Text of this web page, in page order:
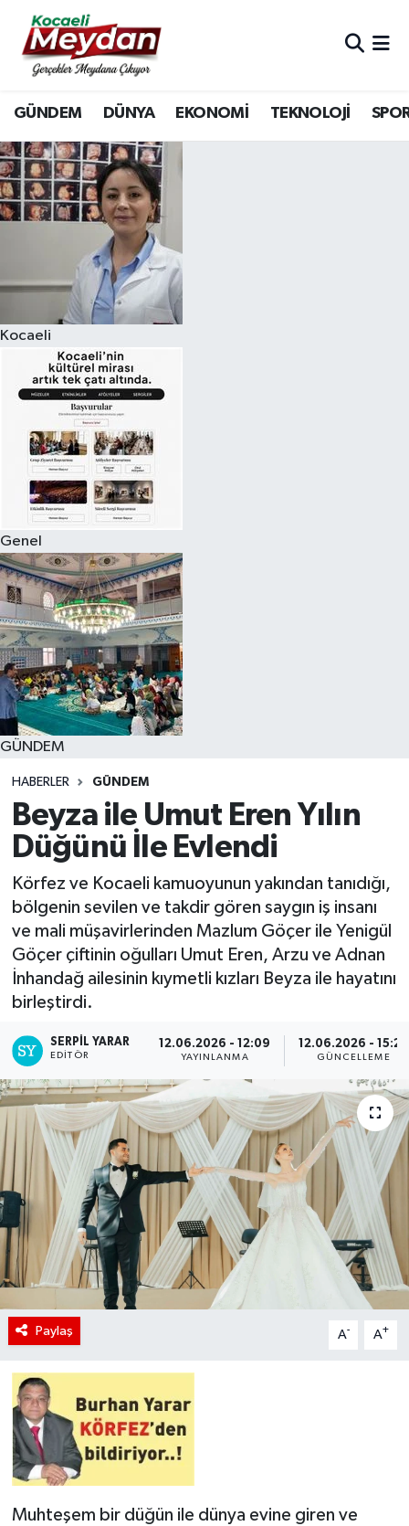
GÜNDEM DÜNYA EKONOMİ TEKNOLOJİ
Kocaeli
Genel
GÜNDEM
HABERLER GÜNDEM
Beyza ile Umut Eren Yılın
Düğünü İle Evlendi
Körfez ve Kocaeli kamuoyunun yakından tanıdığı,
bölgenin sevilen ve takdir gören saygın iş insanı
ve mali müşavirlerinden Mazlum Göçer ile Yenigül
Göçer çiftinin oğulları Umut Eren, Arzu ve Adnan
İnhandağ ailesinin kıymetli kızları Beyza ile hayatını
birleştirdi.
SERPİL YARAR
EDITÖR
12.06.2026 - 12:09
YAYINLANMA
12.06.2026 - 15:22
GÜNCELLEME
Paylaş A- A+
Muhteşem bir düğün ile dünya evine giren ve
Nöbetçi Eczaneler
Hava Durumu
Trafik Durumu
Süper Lig Puan Durumu ve Fikstür
Tüm Manşetler
Son Dakika Haberleri
Haber Arşivi